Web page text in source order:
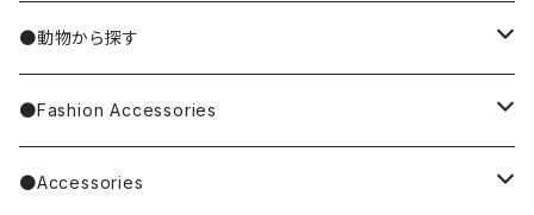
Nathalie Lete
Miyagi Chika/みやぎちか
BAREFOOT
Krtek／もぐらのクルテク
PUPPET SUNSUN／パペットスンスン
Garfield
●動物から探す
cat／猫
dog／犬
●Fashion Accessories
Bag
●Accessories